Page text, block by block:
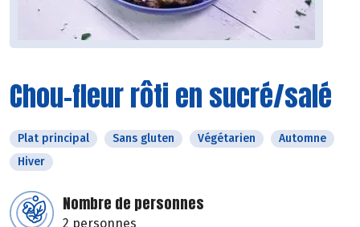
Chou-fleur rôti en sucré/salé
Plat principal Sans gluten Végétarien
Automne
Hiver
Nombre de personnes
2 personnes